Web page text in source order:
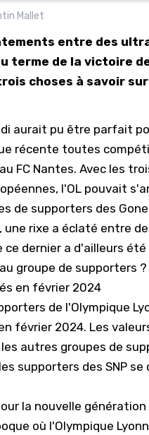
Mallet
entre des
terme de la victoire
choses à savoir
aurait pu être parfait
récente toutes
FC Nantes. Avec les
l'OL pouvait
de supporters des
une rixe a éclaté entre
ce dernier a d'ailleurs
groupe de supporters ?
en février 2024
de l'Olympique
février 2024. Les
autres groupes de
supporters des SNP
la nouvelle génération
où l'Olympique